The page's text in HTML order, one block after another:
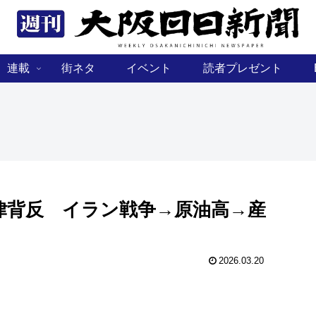
連載 街ネタ イベント 読者プレゼント
背反 イラン戦争→原油高→産
2026.03.20